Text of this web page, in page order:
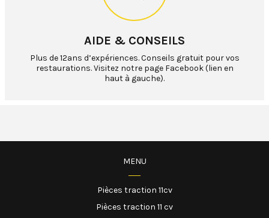
AIDE & CONSEILS
Plus de 12ans d’expériences. Conseils gratuit pour vos
restaurations. Visitez notre page Facebook (lien en
haut à gauche).
MENU
Pièces traction 11cv
Pièces traction 11 cv